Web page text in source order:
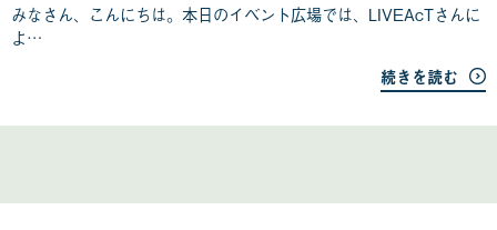
みなさん、こんにちは。本日のイベント広場では、LIVEAcTさんに
よ…
続きを読む
1
日